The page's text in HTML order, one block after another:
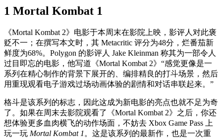
1 Mortal Kombat 1
《Mortal Kombat 2》电影于本周末在影院上映，影评人对此褒
贬不一；在撰写本文时，其 Metacritic 评分为48分，烂番茄新
鲜度为68%。Polygon 的影评人 Jake Kleinman 称其为一部令人
过目即忘的电影，他写道《Mortal Kombat 2》“感觉更像是一
系列在精心制作的背景下展开的、编排精良的打斗场景，然后
用重现观看电子游戏过场动画体验的剧情和对话串联起来。”
格斗是该系列的标志，因此这成为新电影的亮点也就不足为奇
了。如果在周末去影院观看了《Mortal Kombat 2》之后，你还
想体验更多血肉横飞的动作场面，不妨去 Xbox Game Pass 上
玩一玩 Mortal Kombat 1 。这是该系列的最新作，也是一次重